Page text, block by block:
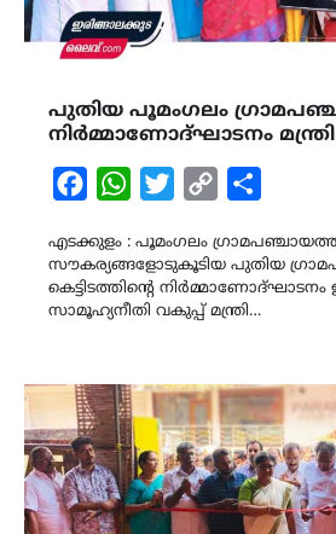
പുതിയ പൂമംഗലം
നിർമ്മാണോദ്ഘാടനം
FacebookWhatsAppTwitterCopy
എടക്കുളം : പൂമംഗലം
സൗകര്യങ്ങളോടുകൂടിയ പുതിയ
കെട്ടിടത്തിന്‍റെ നിർമ്മാണോദ്ഘാടനം
സാമൂഹ്യനീതി വകുപ്പ് മന്ത്രി…